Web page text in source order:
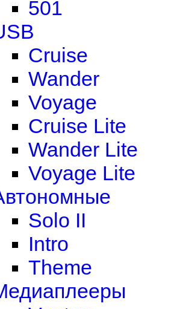
501
Cruise
Wander
Voyage
Cruise Lite
Wander Lite
Voyage Lite
Solo II
Intro
Theme